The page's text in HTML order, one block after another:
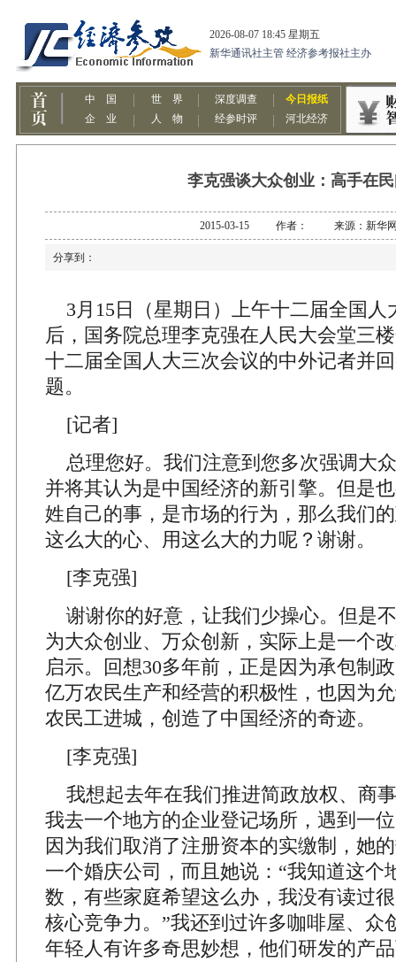
李克强谈大众创业：高手在
2015-03-15 作者： 来源：新华
分享到：
3月15日（星期日）上午十二届全国人
后，国务院总理李克强在人民大会堂三
十二届全国人大三次会议的中外记者并
题。
[记者]
总理您好。我们注意到您多次强调大
并将其认为是中国经济的新引擎。但是
姓自己的事，是市场的行为，那么我们
这么大的心、用这么大的力呢？谢谢。
[李克强]
谢谢你的好意，让我们少操心。但是
为大众创业、万众创新，实际上是一个
启示。回想30多年前，正是因为承包制
亿万农民生产和经营的积极性，也因为
农民工进城，创造了中国经济的奇迹。
[李克强]
我想起去年在我们推进简政放权、商
我去一个地方的企业登记场所，遇到一
因为我们取消了注册资本的实缴制，她
一个婚庆公司，而且她说：“我知道这个
数，有些家庭希望这么办，我没有读过
核心竞争力。”我还到过许多咖啡屋、众
年轻人有许多奇思妙想，他们研发的产